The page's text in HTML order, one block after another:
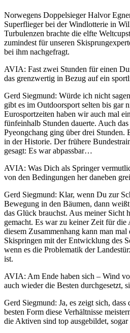
Norwegens Doppelsieger Halvor
Superflieger bei der Windlotterie in
Turbulenzen brachte die elfte
zumindest für unseren
bei ihm nachgefragt.
AVIA: Fast zwei Stunden für einen
das grenzwertig in Bezug auf ein
Gerd Siegmund: Würde ich nicht
gibt es im Outdoorsport selten bis gar
Eurosportzeiten haben wir auch mal
fünfeinhalb Stunden dauerte. Auch
Pyeongchang ging über drei Stunden.
in der Historie. Der frühere
gesagt: Es war abpassbar…
AVIA: Was Dich als Springer
von den Bedingungen her daneben
Gerd Siegmund: Klar, wenn Du zur
Bewegung in den Bäumen, dann
das Glück brauchst. Aus meiner Sicht
gemacht. Es war zu keiner Zeit für
diesem Zusammenhang kann man
Skispringen mit der Entwicklung des
wenn es die Problematik der
ist.
AVIA: Am Ende haben sich – Wind
auch wieder die Besten durchgesetzt,
Gerd Siegmund: Ja, es zeigt sich,
besten Form diese Verhältnisse
die Aktiven sind top ausgebildet,